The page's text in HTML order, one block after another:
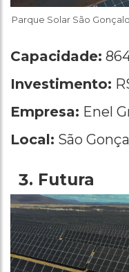
Parque Solar São
Capacidade:
Investimento:
Empresa: Enel
Local: São
Futura